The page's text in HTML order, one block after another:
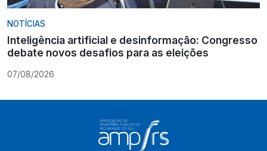
NOTÍCIAS
Inteligência artificial e desinformação: Congresso
debate novos desafios para as eleições
07/08/2026